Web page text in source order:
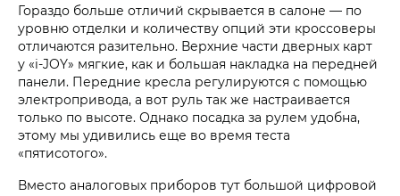
Гораздо больше отличий скрывается в салоне — по
уровню отделки и количеству опций эти кроссоверы
отличаются разительно. Верхние части дверных карт
у «i‑JOY» мягкие, как и большая накладка на передней
панели. Передние кресла регулируются с помощью
электропривода, а вот руль так же настраивается
только по высоте. Однако посадка за рулем удобна,
этому мы удивились еще во время теста
«пятисотого».
Вместо аналоговых приборов тут большой цифровой